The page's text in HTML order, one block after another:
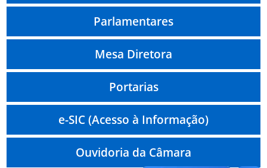
Parlamentares
Mesa Diretora
Portarias
e-SIC (Acesso à Informação)
Ouvidoria da Câmara